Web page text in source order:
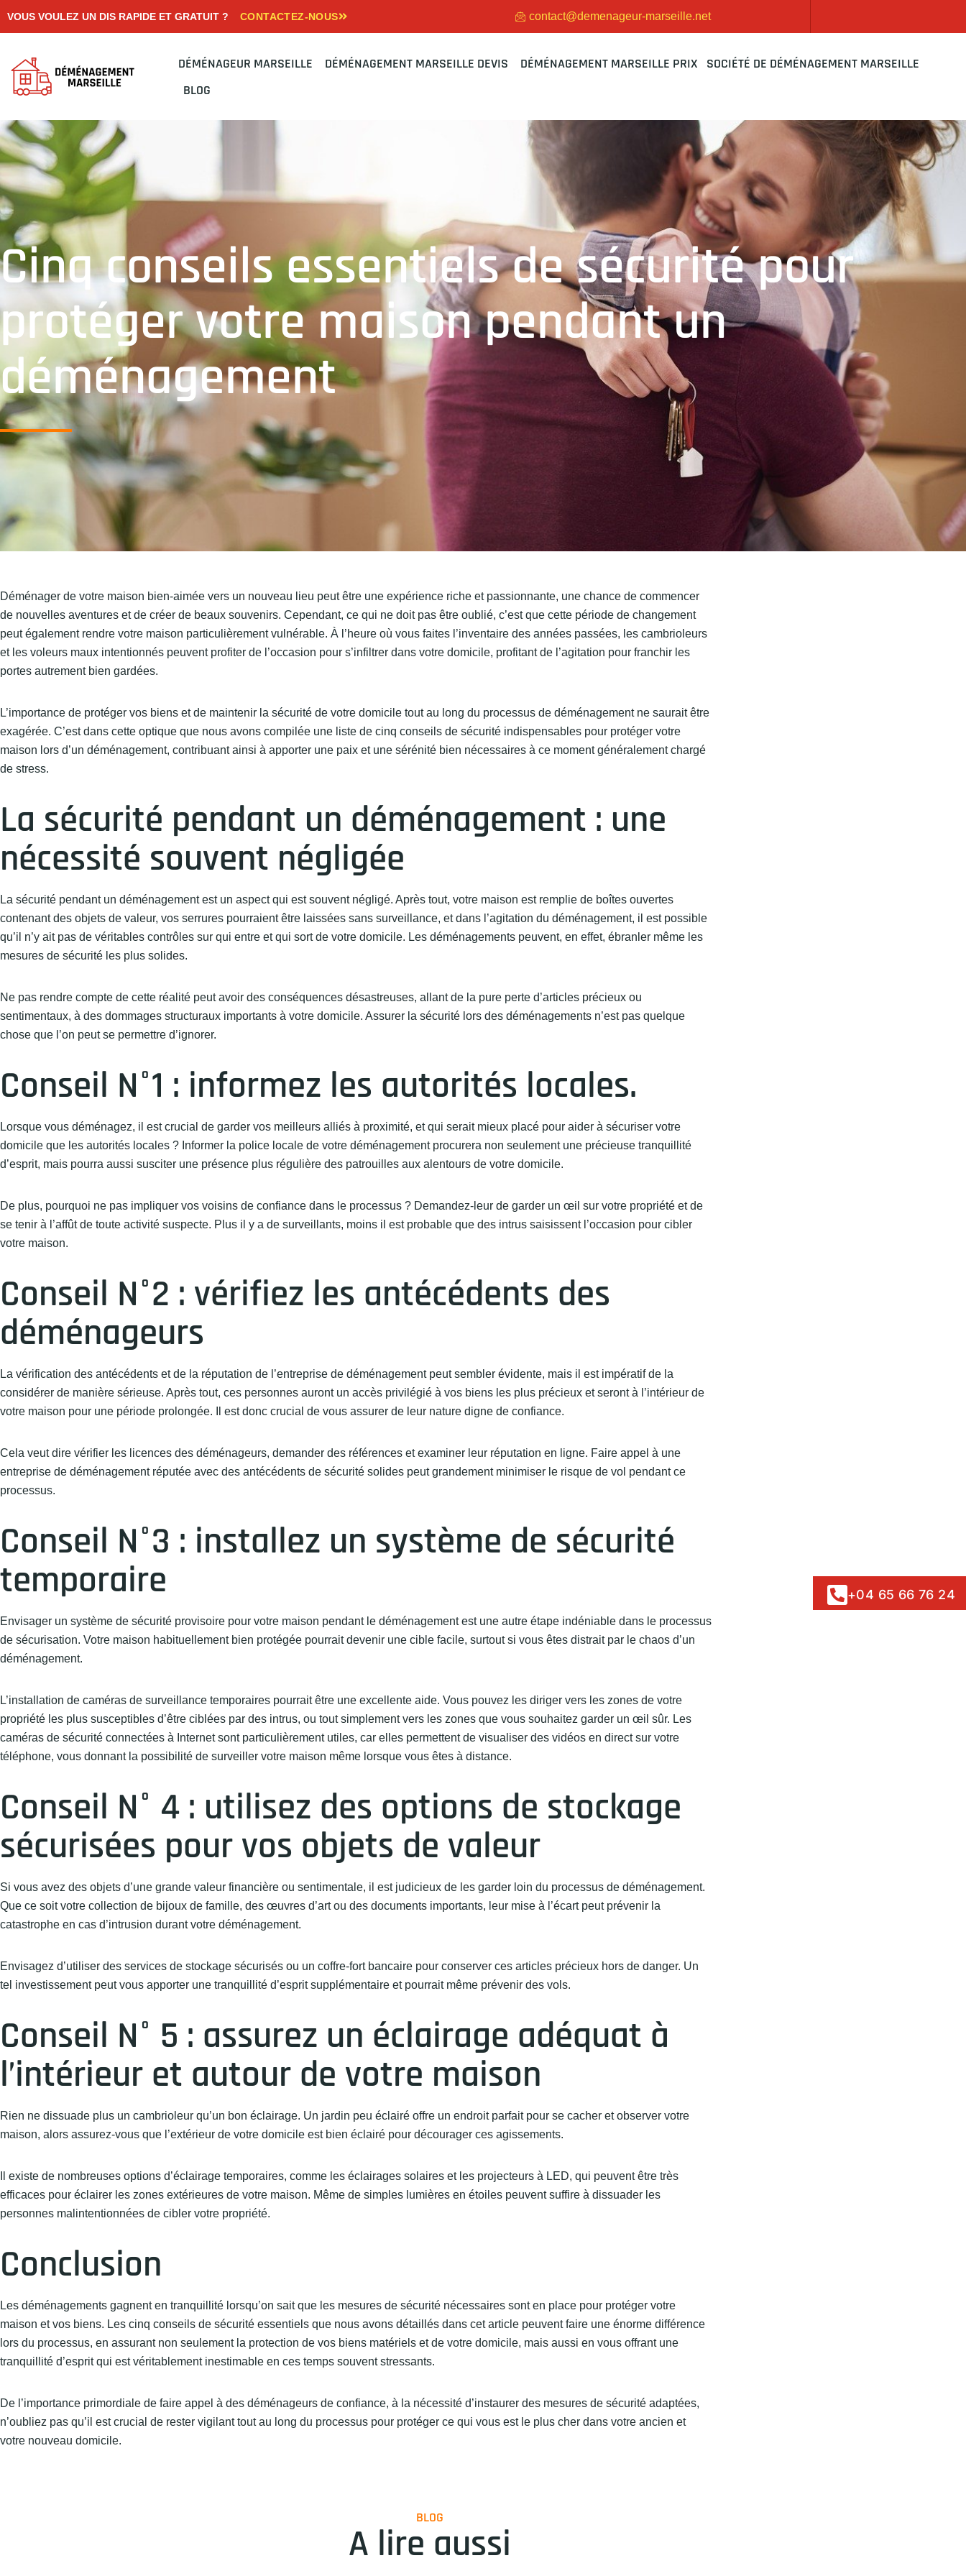
VOUS VOULEZ UN DIS RAPIDE ET GRATUIT ? CONTACTEZ-NOUS contact@demenageur-marseille.net
DÉMÉNAGEUR MARSEILLE DÉMÉNAGEMENT MARSEILLE DEVIS DÉMÉNAGEMENT MARSEILLE PRIX
SOCIÉTÉ DE DÉMÉNAGEMENT MARSEILLE
BLOG
Cinq conseils essentiels de sécurité pour
protéger votre maison pendant un
déménagement
Déménager de votre maison bien-aimée vers un nouveau lieu peut être une expérience riche et passionnante, une chance de commencer
de nouvelles aventures et de créer de beaux souvenirs. Cependant, ce qui ne doit pas être oublié, c’est que cette période de changement
peut également rendre votre maison particulièrement vulnérable. À l’heure où vous faites l’inventaire des années passées, les cambrioleurs
et les voleurs maux intentionnés peuvent profiter de l’occasion pour s’infiltrer dans votre domicile, profitant de l’agitation pour franchir les
portes autrement bien gardées.
L’importance de protéger vos biens et de maintenir la sécurité de votre domicile tout au long du processus de déménagement ne saurait être
exagérée. C’est dans cette optique que nous avons compilée une liste de cinq conseils de sécurité indispensables pour protéger votre
maison lors d’un déménagement, contribuant ainsi à apporter une paix et une sérénité bien nécessaires à ce moment généralement chargé
de stress.
La sécurité pendant un déménagement : une
nécessité souvent négligée
La sécurité pendant un déménagement est un aspect qui est souvent négligé. Après tout, votre maison est remplie de boîtes ouvertes
contenant des objets de valeur, vos serrures pourraient être laissées sans surveillance, et dans l’agitation du déménagement, il est possible
qu’il n’y ait pas de véritables contrôles sur qui entre et qui sort de votre domicile. Les déménagements peuvent, en effet, ébranler même les
mesures de sécurité les plus solides.
Ne pas rendre compte de cette réalité peut avoir des conséquences désastreuses, allant de la pure perte d’articles précieux ou
sentimentaux, à des dommages structuraux importants à votre domicile. Assurer la sécurité lors des déménagements n’est pas quelque
chose que l’on peut se permettre d’ignorer.
Conseil N°1 : informez les autorités locales.
Lorsque vous déménagez, il est crucial de garder vos meilleurs alliés à proximité, et qui serait mieux placé pour aider à sécuriser votre
domicile que les autorités locales ? Informer la police locale de votre déménagement procurera non seulement une précieuse tranquillité
d’esprit, mais pourra aussi susciter une présence plus régulière des patrouilles aux alentours de votre domicile.
De plus, pourquoi ne pas impliquer vos voisins de confiance dans le processus ? Demandez-leur de garder un œil sur votre propriété et de
se tenir à l’affût de toute activité suspecte. Plus il y a de surveillants, moins il est probable que des intrus saisissent l’occasion pour cibler
votre maison.
Conseil N°2 : vérifiez les antécédents des
déménageurs
La vérification des antécédents et de la réputation de l’entreprise de déménagement peut sembler évidente, mais il est impératif de la
considérer de manière sérieuse. Après tout, ces personnes auront un accès privilégié à vos biens les plus précieux et seront à l’intérieur de
votre maison pour une période prolongée. Il est donc crucial de vous assurer de leur nature digne de confiance.
Cela veut dire vérifier les licences des déménageurs, demander des références et examiner leur réputation en ligne. Faire appel à une
entreprise de déménagement réputée avec des antécédents de sécurité solides peut grandement minimiser le risque de vol pendant ce
processus.
Conseil N°3 : installez un système de sécurité
temporaire
Envisager un système de sécurité provisoire pour votre maison pendant le déménagement est une autre étape indéniable dans le processus
de sécurisation. Votre maison habituellement bien protégée pourrait devenir une cible facile, surtout si vous êtes distrait par le chaos d’un
déménagement.
L’installation de caméras de surveillance temporaires pourrait être une excellente aide. Vous pouvez les diriger vers les zones de votre
propriété les plus susceptibles d’être ciblées par des intrus, ou tout simplement vers les zones que vous souhaitez garder un œil sûr. Les
caméras de sécurité connectées à Internet sont particulièrement utiles, car elles permettent de visualiser des vidéos en direct sur votre
téléphone, vous donnant la possibilité de surveiller votre maison même lorsque vous êtes à distance.
Conseil N° 4 : utilisez des options de stockage
sécurisées pour vos objets de valeur
Si vous avez des objets d’une grande valeur financière ou sentimentale, il est judicieux de les garder loin du processus de déménagement.
Que ce soit votre collection de bijoux de famille, des œuvres d’art ou des documents importants, leur mise à l’écart peut prévenir la
catastrophe en cas d’intrusion durant votre déménagement.
Envisagez d’utiliser des services de stockage sécurisés ou un coffre-fort bancaire pour conserver ces articles précieux hors de danger. Un
tel investissement peut vous apporter une tranquillité d’esprit supplémentaire et pourrait même prévenir des vols.
Conseil N° 5 : assurez un éclairage adéquat à
l’intérieur et autour de votre maison
Rien ne dissuade plus un cambrioleur qu’un bon éclairage. Un jardin peu éclairé offre un endroit parfait pour se cacher et observer votre
maison, alors assurez-vous que l’extérieur de votre domicile est bien éclairé pour décourager ces agissements.
Il existe de nombreuses options d’éclairage temporaires, comme les éclairages solaires et les projecteurs à LED, qui peuvent être très
efficaces pour éclairer les zones extérieures de votre maison. Même de simples lumières en étoiles peuvent suffire à dissuader les
personnes malintentionnées de cibler votre propriété.
Conclusion
Les déménagements gagnent en tranquillité lorsqu’on sait que les mesures de sécurité nécessaires sont en place pour protéger votre
maison et vos biens. Les cinq conseils de sécurité essentiels que nous avons détaillés dans cet article peuvent faire une énorme différence
lors du processus, en assurant non seulement la protection de vos biens matériels et de votre domicile, mais aussi en vous offrant une
tranquillité d’esprit qui est véritablement inestimable en ces temps souvent stressants.
De l’importance primordiale de faire appel à des déménageurs de confiance, à la nécessité d’instaurer des mesures de sécurité adaptées,
n’oubliez pas qu’il est crucial de rester vigilant tout au long du processus pour protéger ce qui vous est le plus cher dans votre ancien et
votre nouveau domicile.
BLOG
A lire aussi
+04 65 66 76 24